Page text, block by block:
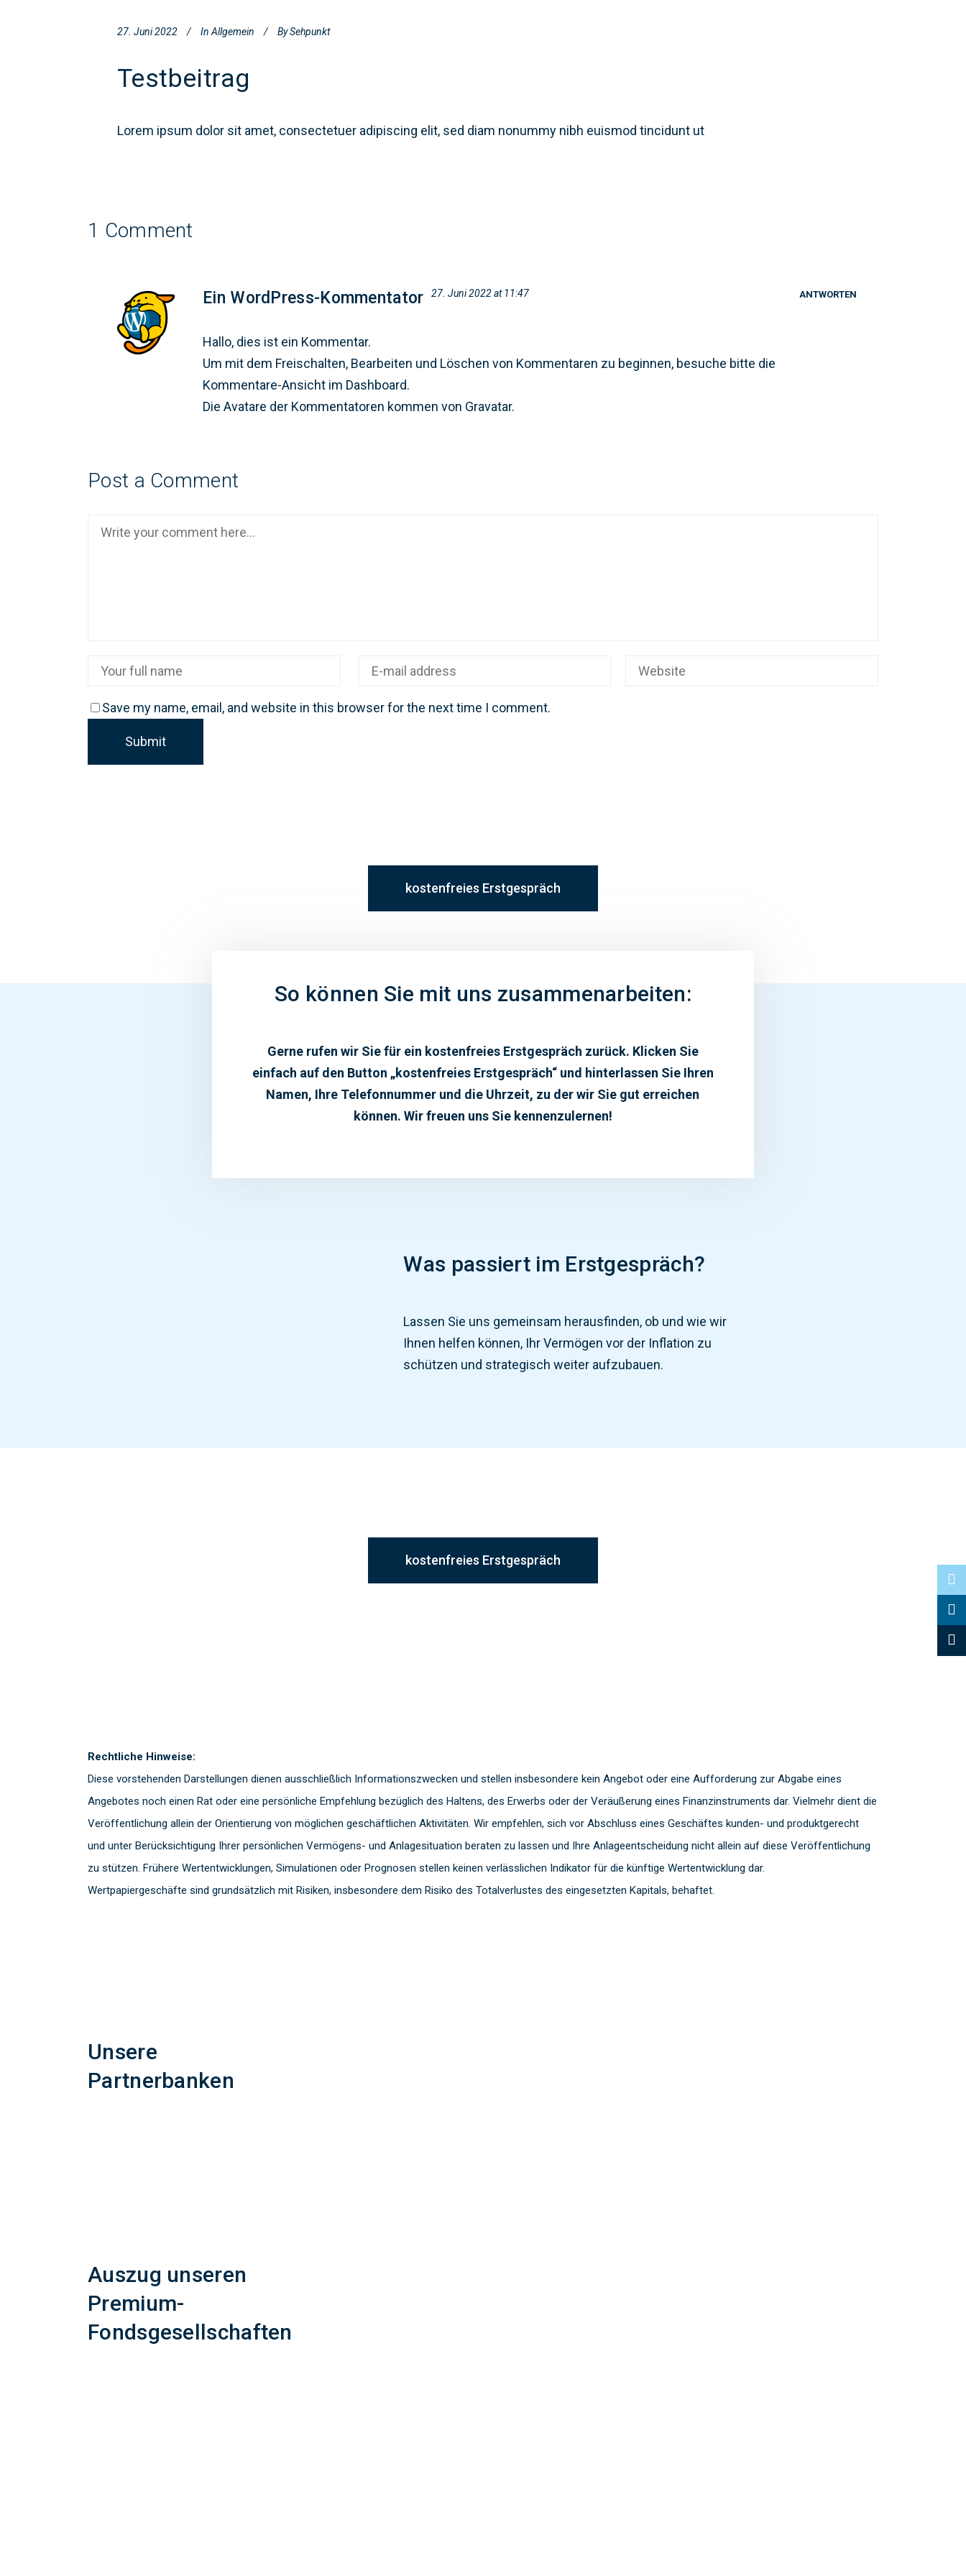
27. Juni 2022 In Allgemein BySehpunkt
Testbeitrag
Lorem ipsum dolor sit amet, consectetuer adipiscing elit, sed diam nonummy nibh euismod tincidunt ut
1 Comment
Ein WordPress-Kommentator 27. Juni 2022 at 11:47 ANTWORTEN
Hallo, dies ist ein Kommentar.
Um mit dem Freischalten, Bearbeiten und Löschen von Kommentaren zu beginnen, besuche bitte die
Kommentare-Ansicht im Dashboard.
Die Avatare der Kommentatoren kommen von Gravatar.
Post a Comment
Save my name, email, and website in this browser for the next time I comment.
kostenfreies Erstgespräch
So können Sie mit uns zusammenarbeiten:
Gerne rufen wir Sie für ein kostenfreies Erstgespräch zurück. Klicken Sie
einfach auf den Button „kostenfreies Erstgespräch“ und hinterlassen Sie Ihren
Namen, Ihre Telefonnummer und die Uhrzeit, zu der wir Sie gut erreichen
können. Wirfreuen unsSie kennenzulernen!
Was passiert im Erstgespräch?
Lassen Sie uns gemeinsam herausfinden, ob und wie wir
Ihnen helfen können, IhrVermögen vor der Inflation zu
schützen und strategisch weiter aufzubauen.
kostenfreies Erstgespräch
Rechtliche Hinweise:
Diese vorstehenden Darstellungen dienen ausschließlich Informationszwecken und stellen insbesondere kein Angebot oder eine Aufforderung zur Abgabe eines
Angebotes noch einen Rat oder eine persönliche Empfehlung bezüglich des Haltens, des Erwerbs oder der Veräußerung eines Finanzinstruments dar. Vielmehr dient die
Veröffentlichung allein der Orientierung von möglichen geschäftlichen Aktivitäten. Wir empfehlen, sich vor Abschluss eines Geschäftes kunden- und produktgerecht
und unter Berücksichtigung Ihrer persönlichen Vermögens- und Anlagesituation beraten zu lassen und Ihre Anlageentscheidung nicht allein auf diese Veröffentlichung
zu stützen. Frühere Wertentwicklungen, Simulationen oder Prognosen stellen keinen verlässlichen Indikator für die künftige Wertentwicklung dar.
Wertpapiergeschäfte sind grundsätzlich mit Risiken, insbesondere dem Risiko des Totalverlustes des eingesetzten Kapitals, behaftet.
Unsere
Partnerbanken
Auszug unseren
Premium-
Fondsgesellschaften